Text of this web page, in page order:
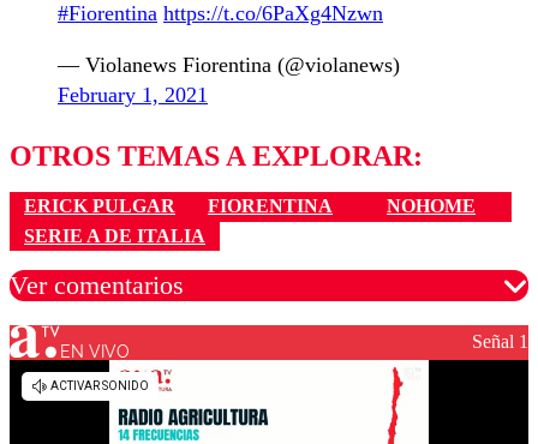
#Fiorentina https://t.co/6PaXg4Nzwn
— Violanews Fiorentina (@violanews)
February 1, 2021
OTROS TEMAS A EXPLORAR:
ERICK PULGAR FIORENTINA
NOHOME
SERIE A DE ITALIA
Ver comentarios
Los comentarios son moderados para garantizar un
EN VIVO Señal 1